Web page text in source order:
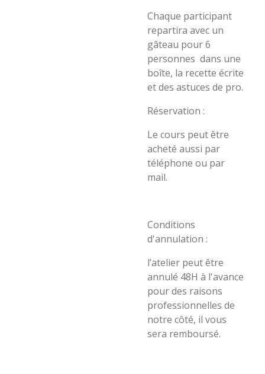
Chaque participant
repartira avec un
gâteau pour 6
personnes dans une
boîte, la recette écrite
et des astuces de pro.
Réservation :
Le cours peut être
acheté aussi par
téléphone ou par
mail.
Conditions
d'annulation :
l’atelier peut être
annulé 48H à l'avance
pour des raisons
professionnelles de
notre côté, il vous
sera remboursé.